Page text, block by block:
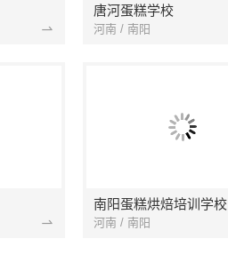
唐河蛋糕学校
河南 / 南阳
南阳蛋糕烘焙培训学校
河南 / 南阳